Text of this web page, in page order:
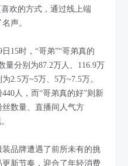
欢的方式，通过线上端
声。
15时，“哥弟”“哥弟真的
量分别为87.2万人、116.9万
2.5万~5万、5万~7.5万。
人，而“哥弟真的好”则新
数量、直播间人气方
品牌遭遇了前所未有的挑
新节奏，迎合了年轻消费